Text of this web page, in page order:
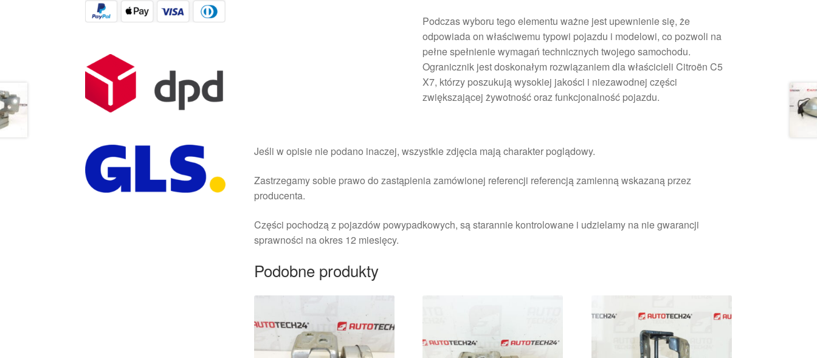
Podczas wyboru tego elementu ważne jest upewnienie się, że
odpowiada on właściwemu typowi pojazdu i modelowi, co pozwoli na
pełne spełnienie wymagań technicznych twojego samochodu.
Ogranicznik jest doskonałym rozwiązaniem dla właścicieli Citroën C5
X7, którzy poszukują wysokiej jakości i niezawodnej części
zwiększającej żywotność oraz funkcjonalność pojazdu.
Jeśli w opisie nie podano inaczej, wszystkie zdjęcia mają charakter poglądowy.
Zastrzegamy sobie prawo do zastąpienia zamówionej referencji referencją zamienną wskazaną przez
producenta.
Części pochodzą z pojazdów powypadkowych, są starannie kontrolowane i udzielamy na nie gwarancji
sprawności na okres 12 miesięcy.
Podobne produkty